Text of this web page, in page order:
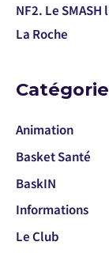
NF2. Le
La Roche
Animation
Basket Santé
BaskIN
Informations
Le Club